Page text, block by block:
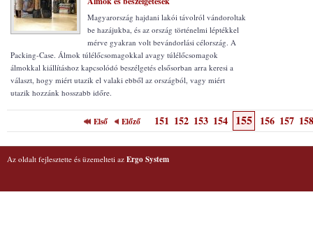
Magyarország hajdani lakói távolról vándoroltak
be hazájukba, és az ország történelmi léptékkel
mérve gyakran volt bevándorlási célország. A
Packing-Case. Álmok túlélőcsomagokkal avagy túlélőcsomagok
álmokkal kiállításhoz kapcsolódó beszélgetés elsősorban arra keresi a
választ, hogy miért utazik el valaki ebből az országból, vagy miért
utazik hozzánk hosszabb időre.
Első Előző 151 152 153 154 155 156 157 158
Az oldalt fejlesztette és üzemelteti az Ergo System